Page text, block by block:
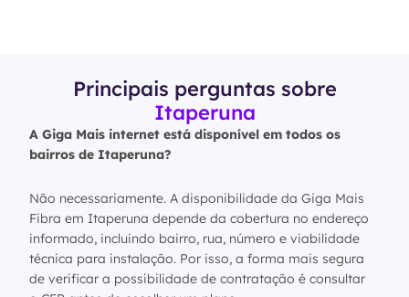
Principais perguntas sobre
Itaperuna
A Giga Mais internet está disponível em todos os
bairros de Itaperuna?
Não necessariamente. A disponibilidade da Giga Mais
Fibra em Itaperuna depende da cobertura no endereço
informado, incluindo bairro, rua, número e viabilidade
técnica para instalação. Por isso, a forma mais segura
de verificar a possibilidade de contratação é consultar